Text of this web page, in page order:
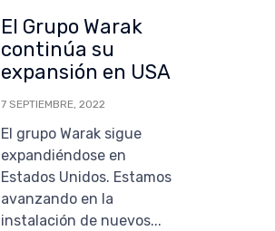
El Grupo Warak
continúa su
expansión en USA
7 SEPTIEMBRE, 2022
El grupo Warak sigue
expandiéndose en
Estados Unidos. Estamos
avanzando en la
instalación de nuevos...